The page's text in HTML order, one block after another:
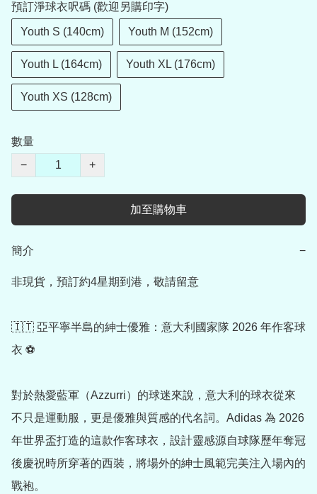
預訂淨球衣呎碼 (歡迎另購印字)
Youth S (140cm) Youth M (152cm)
Youth L (164cm) Youth XL (176cm)
Youth XS (128cm)
數量
−
+
加至購物車
簡介 −
非現貨，預訂約4星期到港，敬請留意
🇮🇹 亞平寧半島的紳士優雅：意大利國家隊 2026 年作客球
衣 ⚽
對於熱愛藍軍（Azzurri）的球迷來說，意大利的球衣從來
不只是運動服，更是優雅與質感的代名詞。Adidas 為 2026
年世界盃打造的這款作客球衣，設計靈感源自球隊歷年奪冠
後慶祝時所穿著的西裝，將場外的紳士風範完美注入場內的
戰袍。